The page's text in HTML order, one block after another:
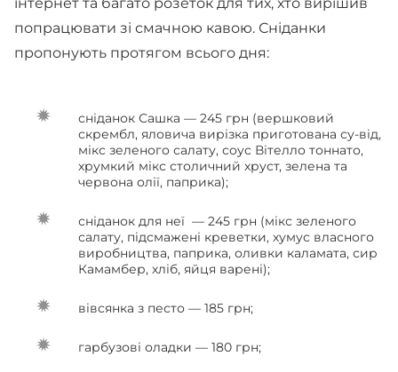
попрацювати зі смачною кавою. Сніданки
пропонують протягом всього дня:
сніданок Сашка — 245 грн (вершковий
скрембл, яловича вирізка приготована су-від,
мікс зеленого салату, соус Вітелло тоннато,
хрумкий мікс столичний хруст, зелена та
червона олії, паприка);
сніданок для неї — 245 грн (мікс зеленого
салату, підсмажені креветки, хумус власного
виробництва, паприка, оливки каламата, сир
Камамбер, хліб, яйця варені);
вівсянка з песто — 185 грн;
гарбузові оладки — 180 грн;